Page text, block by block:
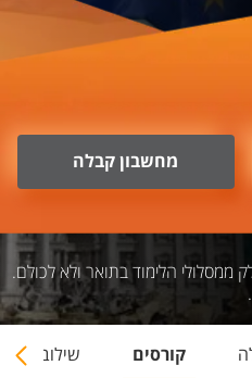
מחשבון קבלה
ממסלולי הלימוד בתואר ולא לכולם.
קורסים שילובי